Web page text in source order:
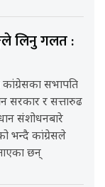
लिनु गलत :
कांग्रेसका सभापति
सरकार र सत्तारुढ
संशोधनबारे
भन्दै कांग्रेसले
छन्